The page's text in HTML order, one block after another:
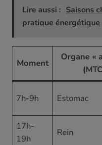
Lire aussi : Saisons
pratique énergétique
Moment
Organe «
7h-9h Estomac
17h-
19h
Rein